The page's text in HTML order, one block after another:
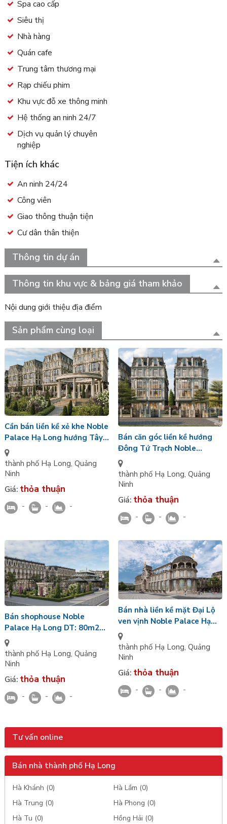
Spa cao cấp
Siêu thị
Nhà hàng
Quán cafe
Trung tâm thương mại
Rạp chiếu phim
Khu vực đỗ xe thông minh
Hệ thống an ninh 24/7
Dịch vụ quản lý chuyên
nghiệp
Tiện ích khác
An ninh 24/24
Công viên
Giao thông thuận tiện
Cư dân thân thiện
Thông tin dự án
Thông tin khu vực & bảng giá tham khảo
Nội dung giới thiệu địa điểm
Sản phẩm cùng loại
Cần bán liền kề xẻ khe Noble
Palace Hạ Long hướng Tây
Tứ Trạch bàn giao nguyên
bản - KD thuận lợi
thành phố Hạ Long, Quảng
Ninh
Giá: thỏa thuận
- - -
Bán căn góc liền kề hướng
Đông Tứ Trạch Noble
Palace Hạ Long hoàn thiện
mặt ngoài gần hồ bơi
thành phố Hạ Long, Quảng
Ninh
Giá: thỏa thuận
- - -
Bán shophouse Noble
Palace Hạ Long DT: 80m2
hướng Tây Bắc bàn giao
nguyên bản 4 tầng
thành phố Hạ Long, Quảng
Ninh
Giá: thỏa thuận
- - -
Bán nhà liền kề mặt Đại Lộ
ven vịnh Noble Palace Hạ
Long phong cách Tân Cổ
Điển 4 tầng hướng Đông
thành phố Hạ Long, Quảng
Ninh
Giá: thỏa thuận
- - -
Tư vấn online
Bán nhà thành phố Hạ Long
Hà Khánh (0)
Hà Lầm (0)
Hà Trung (0)
Hà Phong (0)
Hà Tu (0)
Hồng Hải (0)